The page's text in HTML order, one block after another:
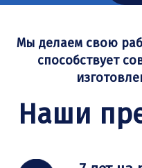
Мы делаем свою
способствует
Наши